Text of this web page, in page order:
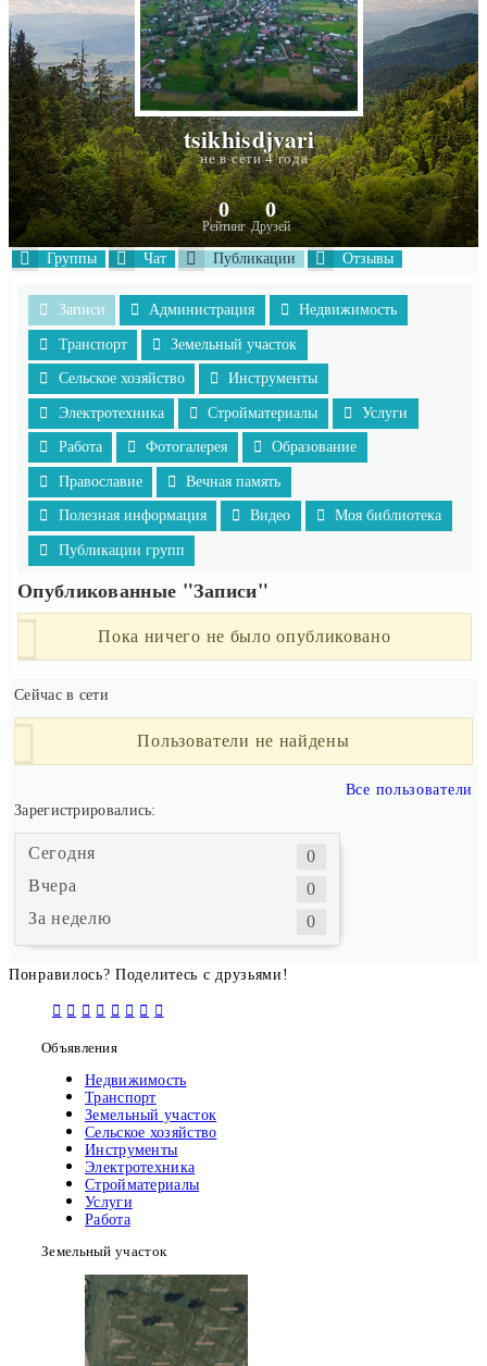
tsikhisdjvari
не в сети 4 года
Рейтинг
0
Друзей
0
Группы Чат Публикации Отзывы
Записи Администрация Недвижимость
Транспорт Земельный участок
Сельское хозяйство Инструменты
Электротехника Стройматериалы Услуги
Работа Фотогалерея Образование
Православие Вечная память
Полезная информация Видео Моя библиотека
Публикации групп
Опубликованные "Записи"
Пока ничего не было опубликовано
Сейчас в сети
Пользователи не найдены
Все пользователи
Зарегистрировались:
Сегодня
0
Вчера
0
За неделю
0
Понравилось? Поделитесь с друзьями!
Объявления
Недвижимость
Транспорт
Земельный участок
Сельское хозяйство
Инструменты
Электротехника
Стройматериалы
Услуги
Работа
Земельный участок